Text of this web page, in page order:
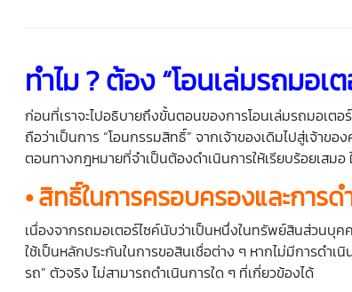
ทำไม?ต้อง“โอนเล่มรถมอเ
ก่อนที่เราจะไปอธิบายถึงขั้นตอนของการโอนเล่มรถมอเต
ถือว่าเป็นการ “โอนกรรมสิทธิ์” จากเจ้าของเดิมไปสู่เจ้า
ตอนทางกฎหมายที่จำเป็นต้องดำเนินการให้เรียบร้อยเสม
• สิทธิ์ในการครอบครองและการ
เนื่องจากรถมอเตอร์ไซค์นับว่าเป็นหนึ่งในทรัพย์สินส่วนบุ
ใช้เป็นหลักประกันในการขอสินเชื่อต่าง ๆ หากไม่มีการดำเ
รถ” ตัวจริง ไม่สามารถดำเนินการใด ๆ ที่เกี่ยวข้องได้